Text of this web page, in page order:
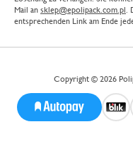
Mail an sklep@epolipack.com.pl.
entsprechenden Link am Ende
Copyright © 2026